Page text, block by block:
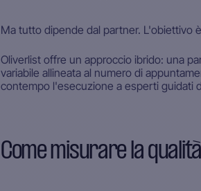
Ma tutto dipende dal partner. L'obiettivo
Oliverlist offre un approccio ibrido: una
variabile allineata al numero di
contempo l'esecuzione a esperti guidati
Come misurare la